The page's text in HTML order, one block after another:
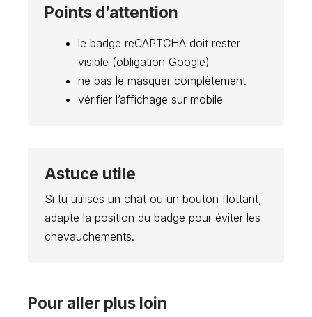
Points d’attention
le badge reCAPTCHA doit rester
visible (obligation Google)
ne pas le masquer complètement
vérifier l’affichage sur mobile
Astuce utile
Si tu utilises un chat ou un bouton flottant,
adapte la position du badge pour éviter les
chevauchements.
Pour aller plus loin